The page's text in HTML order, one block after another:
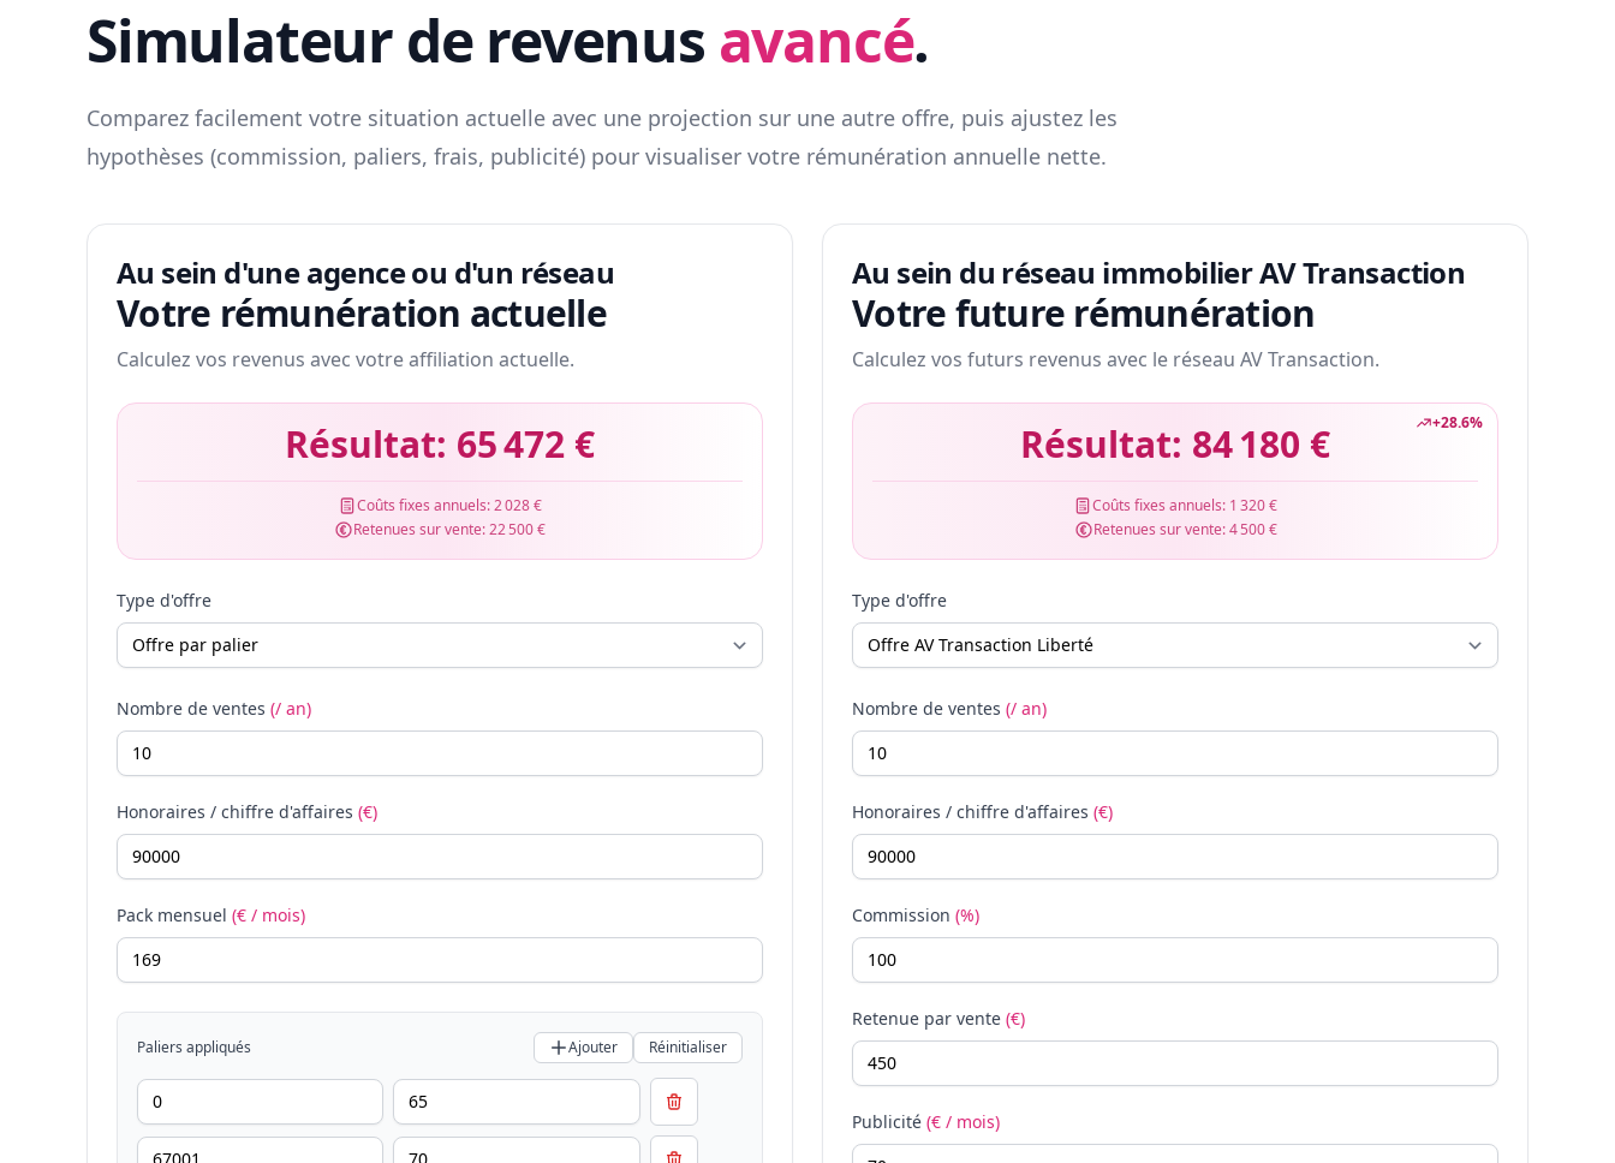
Simulateur de revenus avancé.
Comparez facilement votre situation actuelle avec une projection sur une autre offre, puis ajustez les
hypothèses (commission, paliers, frais, publicité) pour visualiser votre rémunération annuelle nette.
Au sein d'une agence ou d'un réseau
Votre rémunération actuelle
Calculez vos revenus avec votre affiliation actuelle.
Résultat: 65 472 €
Coûts fixes annuels:2 028 €
Retenues sur vente:22 500 €
Type d'offre
Nombre de ventes (/ an)
Honoraires / chiffre d'affaires (€)
Pack mensuel (€ / mois)
Paliers appliqués Ajouter Réinitialiser
Au sein du réseau immobilier AV Transaction
Votre future rémunération
Calculez vos futurs revenus avec le réseau AV Transaction.
+28.6%
Résultat: 84 180 €
Coûts fixes annuels: 1 320 €
Retenues sur vente:4 500 €
Type d'offre
Nombre de ventes (/ an)
Honoraires / chiffre d'affaires (€)
Commission (%)
Retenue par vente (€)
Publicité (€ / mois)